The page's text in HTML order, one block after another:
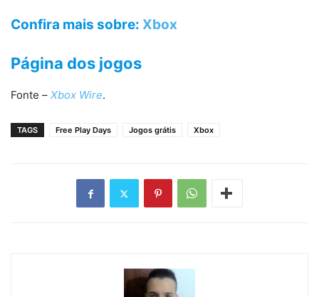
Confira mais sobre: Xbox
Página dos jogos
Fonte – Xbox Wire.
TAGS Free Play Days Jogos grátis Xbox